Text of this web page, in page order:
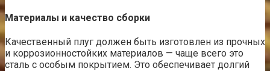
Материалы и качество сборки
Качественный плуг должен быть изготовлен из прочных
и коррозионностойких материалов — чаще всего это
сталь с особым покрытием. Это обеспечивает долгий